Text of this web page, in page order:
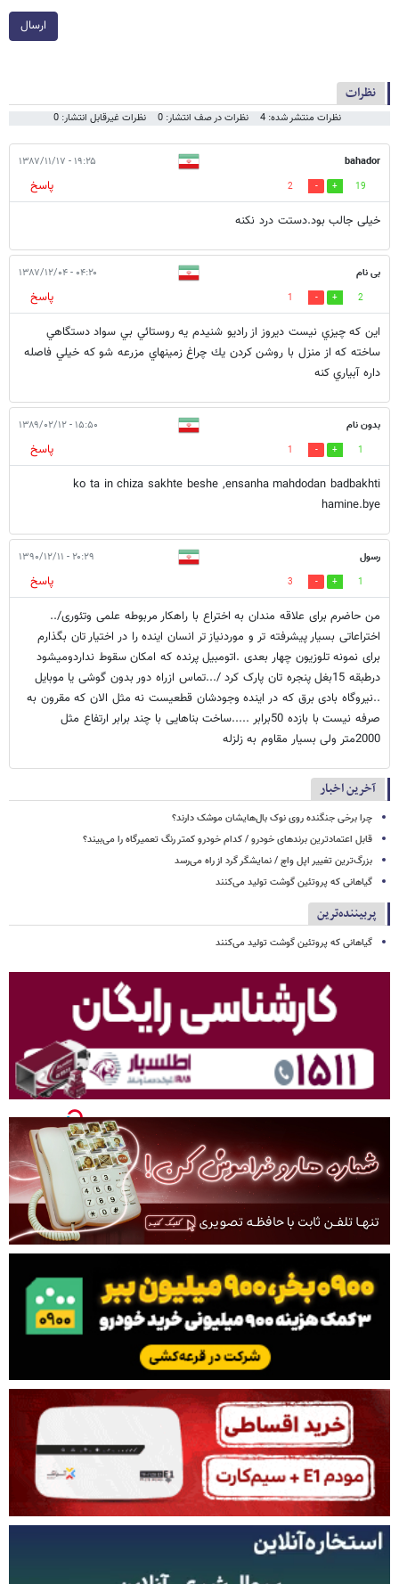
ارسال
نظرات
نظرات منتشر شده: 4 نظرات در صف انتشار: 0 نظرات غیرقابل انتشار: 0
bahador ۱۹:۲۵ - ۱۳۸۷/۱۱/۱۷
19
2
پاسخ
خیلی جالب بود.دستت درد نکنه
بی نام ۰۴:۲۰ - ۱۳۸۷/۱۲/۰۴
2
1
پاسخ
اين كه چيزي نيست ديروز از راديو شنيدم يه روستائي بي سواد دستگاهي
ساخته كه از منزل با روشن كردن يك چراغ زمينهاي مزرعه شو كه خيلي فاصله
داره آبياري كنه
بدون نام ۱۵:۵۰ - ۱۳۸۹/۰۲/۱۲
1
1
پاسخ
ko ta in chiza sakhte beshe ,ensanha mahdodan badbakhti
hamine.bye
رسول ۲۰:۲۹ - ۱۳۹۰/۱۲/۱۱
1
3
پاسخ
من حاضرم برای علاقه مندان به اختراع با راهکار مربوطه علمی وتئوری/..
اختراعاتی بسیار پیشرفته تر و موردنیاز تر انسان اینده را در اختیار تان بگذارم
برای نمونه تلوزیون چهار بعدی .اتومبیل پرنده که امکان سقوط نداردومیشود
درطبقه 15بغل پنجره تان پارک کرد /...تماس ازراه دور بدون گوشی یا موبایل
..نیروگاه بادی برق که در اینده وجودشان قطعیست نه مثل الان که مقرون به
صرفه نیست با بازده 50برابر .....ساخت بناهایی با چند برابر ارتفاع مثل
2000متر ولی بسیار مقاوم به زلزله
آخرین اخبار
چرا برخی جنگنده روی نوک بال‌هایشان موشک‌ دارند؟
قابل اعتمادترین برندهای خودرو / کدام خودرو کمتر رنگ تعمیرگاه را می‌بیند؟
بزرگ‌ترین تغییر اپل واچ / نمایشگر گرد از راه می‌رسد
گیاهانی که پروتئین گوشت تولید می‌کنند
پربیننده‌ترین
گیاهانی که پروتئین گوشت تولید می‌کنند